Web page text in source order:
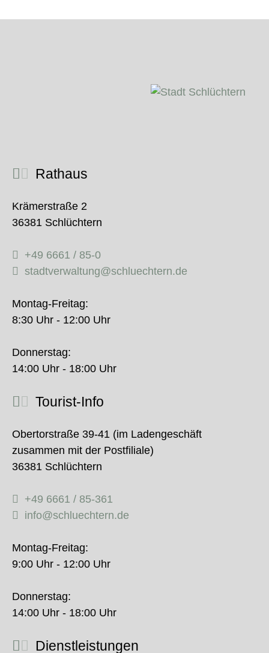
Rathaus
Krämerstraße 2
36381 Schlüchtern
+49 6661 / 85-0
stadtverwaltung@schluechtern.de
Montag-Freitag:
8:30 Uhr - 12:00 Uhr
Donnerstag:
14:00 Uhr - 18:00 Uhr
Tourist-Info
Obertorstraße 39-41 (im Ladengeschäft
zusammen mit der Postfiliale)
36381 Schlüchtern
+49 6661 / 85-361
info@schluechtern.de
Montag-Freitag:
9:00 Uhr - 12:00 Uhr
Donnerstag:
14:00 Uhr - 18:00 Uhr
Dienstleistungen